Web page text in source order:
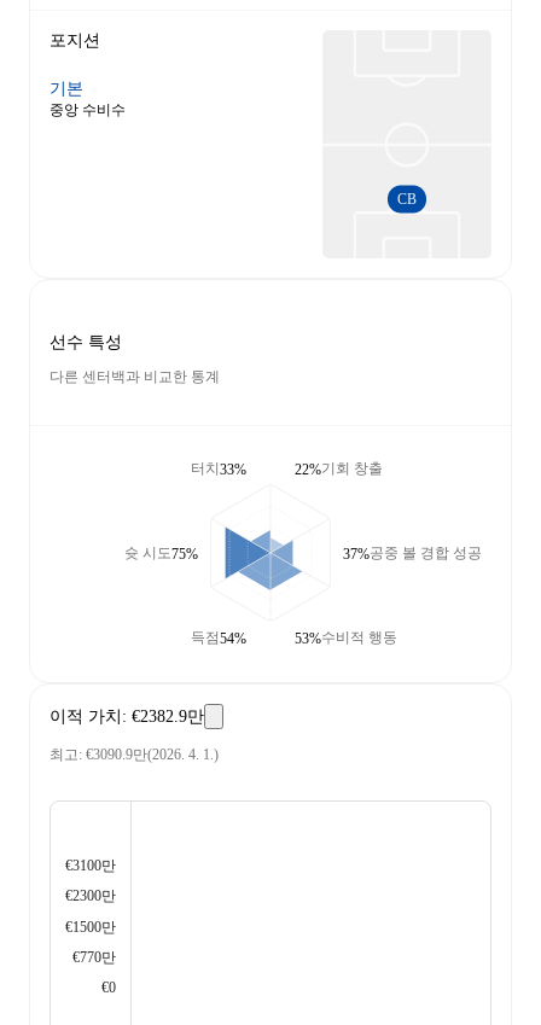
포지션
기본
중앙 수비수
CB
선수 특성
다른 센터백과 비교한 통계
터치33%
슛 시도75%
득점54%
기회 창출
22%
공중 볼 경합 성공
37%
수비적 행동
53%
이적 가치 : €2382.9만
최고: €3090.9만(2026. 4. 1.)
€3100만
€2300만
€1500만
€770만
€0